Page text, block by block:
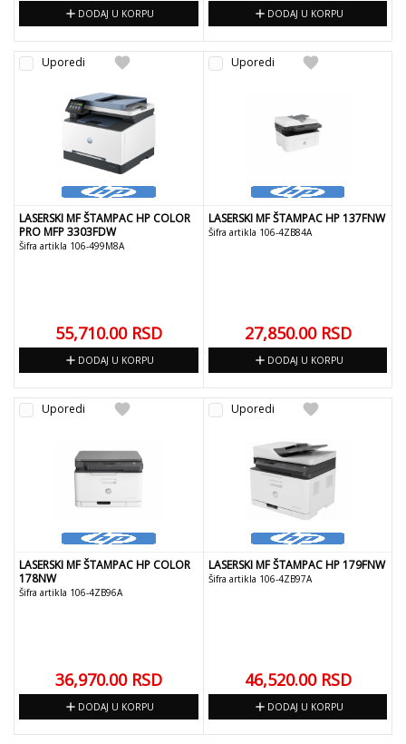
add DODAJ U KORPU add DODAJ U KORPU
favorite
Uporedi
LASERSKI MF ŠTAMPAC HP COLOR
PRO MFP 3303FDW
Šifra artikla 106-499M8A
55,710.00 RSD
add DODAJ U KORPU
favorite
Uporedi
LASERSKI MF ŠTAMPAC HP 137FNW
Šifra artikla 106-4ZB84A
27,850.00 RSD
add DODAJ U KORPU
favorite
Uporedi
LASERSKI MF ŠTAMPAC HP COLOR
178NW
Šifra artikla 106-4ZB96A
36,970.00 RSD
add DODAJ U KORPU
favorite
Uporedi
LASERSKI MF ŠTAMPAC HP 179FNW
Šifra artikla 106-4ZB97A
46,520.00 RSD
add DODAJ U KORPU